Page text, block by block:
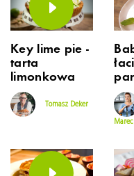
Key lime pie -
tarta
limonkowa
Tomasz Deker